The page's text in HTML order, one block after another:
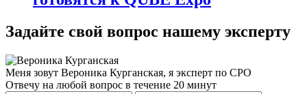
Задайте свой вопрос нашему эксперту
Меня зовут Вероника Курганская, я эксперт по СРО
Отвечу на любой вопрос в течение 20 минут